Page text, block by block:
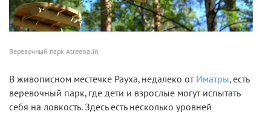
Веревочный парк Atreenalin
В живописном местечке Рауха, недалеко от Иматры, есть
веревочный парк, где дети и взрослые могут испытать
себя на ловкость. Здесь есть несколько уровней